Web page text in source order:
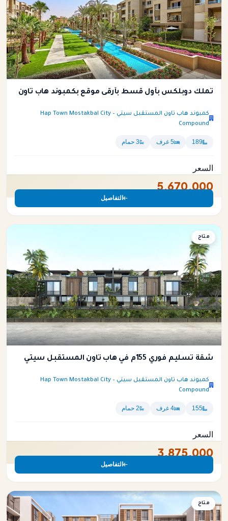
تملك دوبلكس بأول قسط بأرقى موقع بكمبوند هاب تاون
كمبوند هاب تاون المستقبل سيتي – Hap Town Mostakbal City
Compound
189 5 غرف 3 حمام
السعر
5,670,000
التفاصيل
شقة
متاح
شقة تسليم فوري 155م في هاب تاون المستقبل سيتي
كمبوند هاب تاون المستقبل سيتي – Hap Town Mostakbal City
Compound
155 4 غرف 2 حمام
السعر
3,875,000
التفاصيل
شقة
متاح